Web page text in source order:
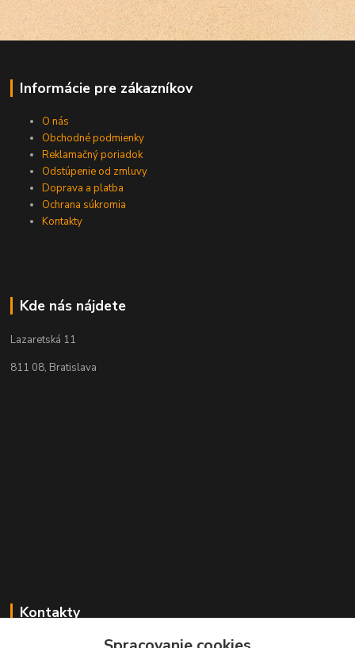
Informácie pre zákazníkov
O nás
Obchodné podmienky
Reklamačný poriadok
Odstúpenie od zmluvy
Doprava a platba
Ochrana súkromia
Kontakty
Kde nás nájdete
Lazaretská 11
811 08, Bratislava
Kontakty